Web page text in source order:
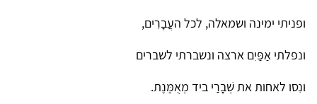
ופניתי ימינה ושמאלה, לכל העֲבָרִים,
ונפלתי אַפַּיִם ארצה ונשברתי לשברים
ונִסו לאחות את שְׁבָרַי ביד מְאֻמֶּנֶת.